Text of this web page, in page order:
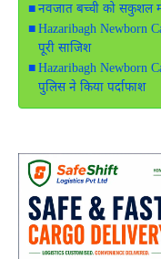
नवजात बच्ची को सकुशल
Hazaribagh Newborn
पूरी साजिश
Hazaribagh Newborn
पुलिस ने किया पर्दाफाश